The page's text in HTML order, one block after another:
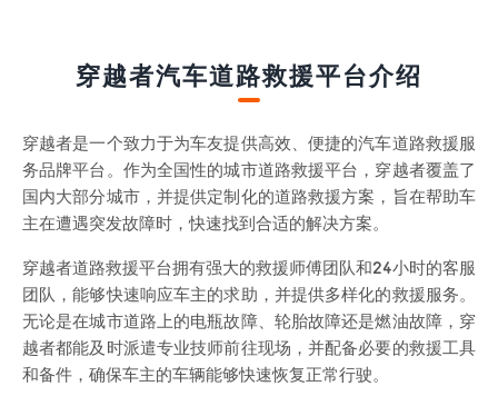
穿越者汽车道路救援平台介绍
穿越者是一个致力于为车友提供高效、便捷的汽车道路救援服
务品牌平台。作为全国性的城市道路救援平台，穿越者覆盖了
国内大部分城市，并提供定制化的道路救援方案，旨在帮助车
主在遭遇突发故障时，快速找到合适的解决方案。
穿越者道路救援平台拥有强大的救援师傅团队和24小时的客服
团队，能够快速响应车主的求助，并提供多样化的救援服务。
无论是在城市道路上的电瓶故障、轮胎故障还是燃油故障，穿
越者都能及时派遣专业技师前往现场，并配备必要的救援工具
和备件，确保车主的车辆能够快速恢复正常行驶。